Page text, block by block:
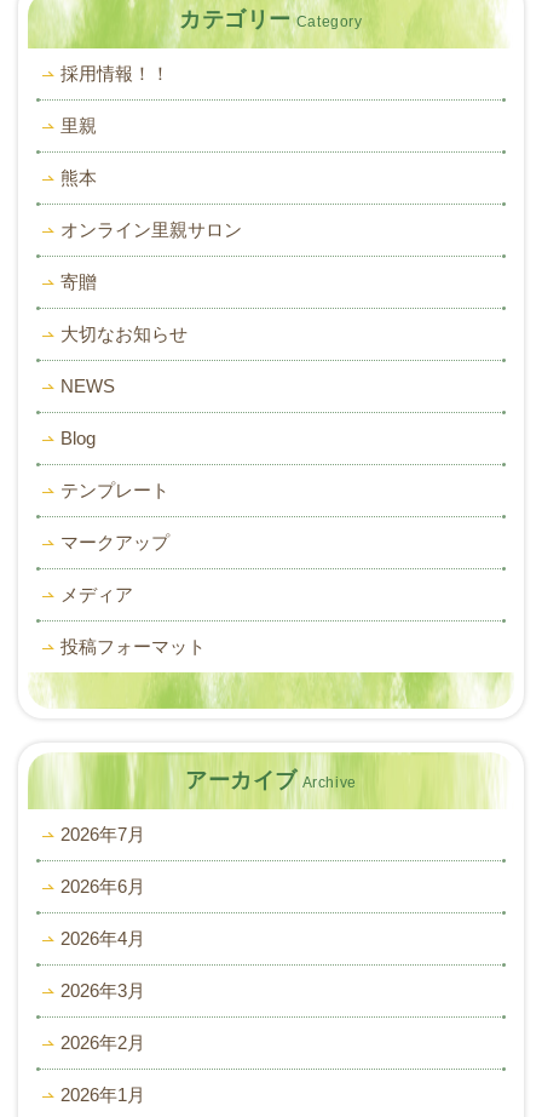
カテゴリー Category
採用情報！！
里親
熊本
オンライン里親サロン
寄贈
大切なお知らせ
NEWS
Blog
テンプレート
マークアップ
メディア
投稿フォーマット
アーカイブ Archive
2026年7月
2026年6月
2026年4月
2026年3月
2026年2月
2026年1月